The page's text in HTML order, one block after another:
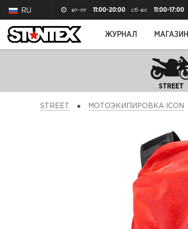
RU вт-пт 11:00-20:00 сб-вс 11:00-17:00
ЖУРНАЛ МАГАЗИН
STREET
STREET МОТОЭКИПИРОВКА ICON